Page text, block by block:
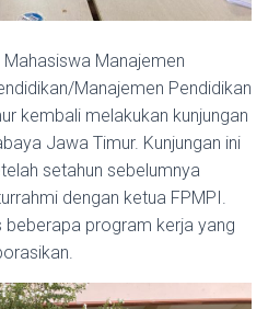
Manajemen
Manajemen Pendidikan
kembali melakukan kunjungan
Jawa Timur. Kunjungan ini
setahun sebelumnya
dengan ketua FPMPI.
beberapa program kerja yang